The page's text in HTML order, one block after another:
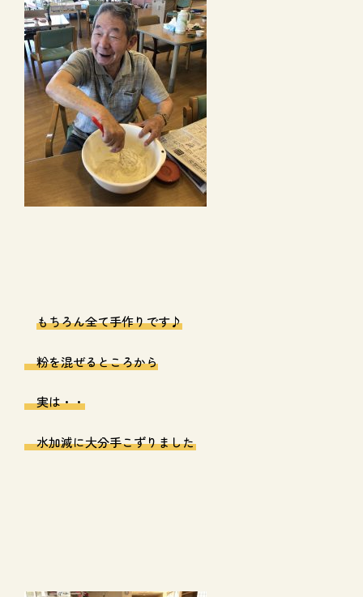
もちろん全て手作りです♪
粉を混ぜるところから
実は・・
水加減に大分手こずりました